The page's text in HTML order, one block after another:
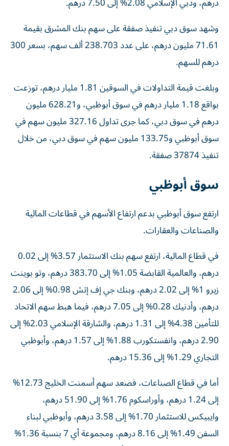
وشهد سوق دبي تنفيذ صفقة على سهم بنك المشرق بقيمة
71.61 مليون درهم، على عدد 238.703 ألف سهم، بسعر 300
درهم للسهم.
وبلغت قيمة التداولات في السوقين 1.81 مليار درهم، توزعت
بواقع 1.18 مليار درهم في سوق أبوظبي، و628.21 مليون
درهم في سوق دبي، كما جرى تداول 327.16 مليون سهم في
سوق أبوظبي و133.75 مليون سهم في سوق دبي، من خلال
تنفيذ 37874 صفقة.
سوق أبوظبي
ارتفع سوق أبوظبي بدعم ارتفاع الأسهم في قطاعات المالية
والصناعات والعقارات.
في قطاع المالية، ارتفع سهم بنك الاستثمار 3.57% إلى 0.02
درهم، والعالمية القابضة 1.05% إلى 383.70 درهم، وتو بوينت
زيرو 1% إلى 2.02 درهم، وبنك جي إف إتش 0.98% إلى 2.06
درهم، وأدنيك 0.28% إلى 7.05 درهم، فيما هبط سهم الاتحاد
للتأمين 4.38% إلى 1.31 درهم، والشارقة الإسلامي 2.03% إلى
2.90 درهم، وانفستكورب 1.88% إلى 1.57 درهم، وأبوظبي
التجاري 1.29% إلى 15.36 درهم.
أما في قطاع الصناعات، فصعد سهم أسمنت الخليج 12.73%
إلى 1.24 درهم، وأوراسكوم 1.76% إلى 51.90 درهم،
وايبيكس للاستثمار 1.70% إلى 3.58 درهم، وأبوظبي لبناء
السفن 1.49% إلى 8.16 درهم، ومجموعة أي 7 بنسبة 1.36%